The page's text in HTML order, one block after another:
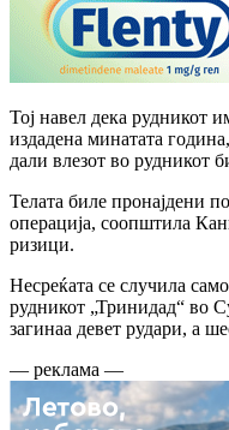
Тој навел дека рудникот
издадена минатата
дали влезот во рудникот
Телата биле пронајдени
операција, соопштила
ризици.
Несреќата се случила
рудникот „Тринидад“ во
загинаа девет рудари, а
— реклама —